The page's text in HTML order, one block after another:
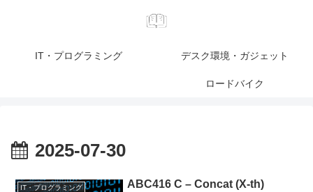
IT・プログラミング デスク環境・ガジェット
ロードバイク
2025-07-30
IT・プログラミング ABC416 C – Concat (X-th)